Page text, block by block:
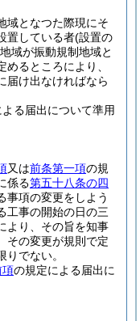
域となつた際現にそ
置している者(設置の
域が振動規制地域と
るところにより、
届け出なければなら
る届出について準用
又は前条第一項の規
係る第五十八条の四
事項の変更をしよう
工事の開始の日の三
より、その旨を知事
その変更が規則で定
でない。
項の規定による届出に